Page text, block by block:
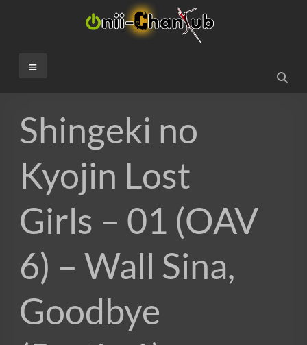
Onii-
Fansub
Menu
Shingeki no
Kyojin Lost
Girls – 01 (OAV
6) – Wall Sina,
Goodbye